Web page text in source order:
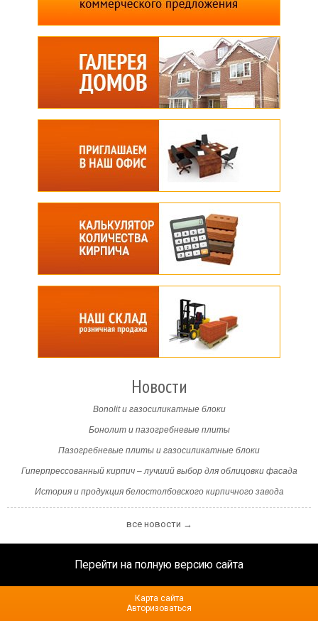
Новости
Bonolit и газосиликатные блоки
Бонолит и пазогребневые плиты
Пазогребневые плиты и газосиликатные блоки
Гиперпрессованный кирпич – лучший выбор для облицовки фасада
История и продукция белостолбовского кирпичного завода
все новости →
Перейти на полную версию сайта
Карта сайта
Авторизоваться